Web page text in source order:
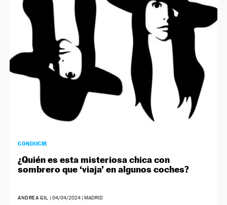
NEWSLETTER
CONDUCIR
¿Quién es esta misteriosa chica con
sombrero que ‘viaja’ en algunos coches?
ANDREA GIL | 04/04/2024| MADRID